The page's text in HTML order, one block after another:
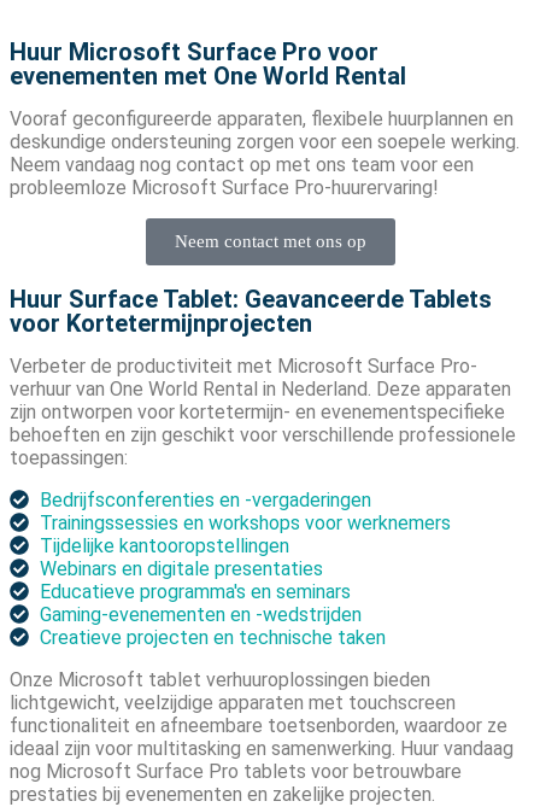
Huur Microsoft Surface Pro voor
evenementen met One World Rental
Vooraf geconfigureerde apparaten, flexibele huurplannen en
deskundige ondersteuning zorgen voor een soepele werking.
Neem vandaag nog contact op met ons team voor een
probleemloze Microsoft Surface Pro-huurervaring!
Neem contact met ons op
Huur Surface Tablet: Geavanceerde Tablets
voor Kortetermijnprojecten
Verbeter de productiviteit met Microsoft Surface Pro-
verhuur van One World Rental in Nederland. Deze apparaten
zijn ontworpen voor kortetermijn- en evenementspecifieke
behoeften en zijn geschikt voor verschillende professionele
toepassingen:
Bedrijfsconferenties en -vergaderingen
Trainingssessies en workshops voor werknemers
Tijdelijke kantooropstellingen
Webinars en digitale presentaties
Educatieve programma's en seminars
Gaming-evenementen en -wedstrijden
Creatieve projecten en technische taken
Onze Microsoft tablet verhuuroplossingen bieden
lichtgewicht, veelzijdige apparaten met touchscreen
functionaliteit en afneembare toetsenborden, waardoor ze
ideaal zijn voor multitasking en samenwerking. Huur vandaag
nog Microsoft Surface Pro tablets voor betrouwbare
prestaties bij evenementen en zakelijke projecten.